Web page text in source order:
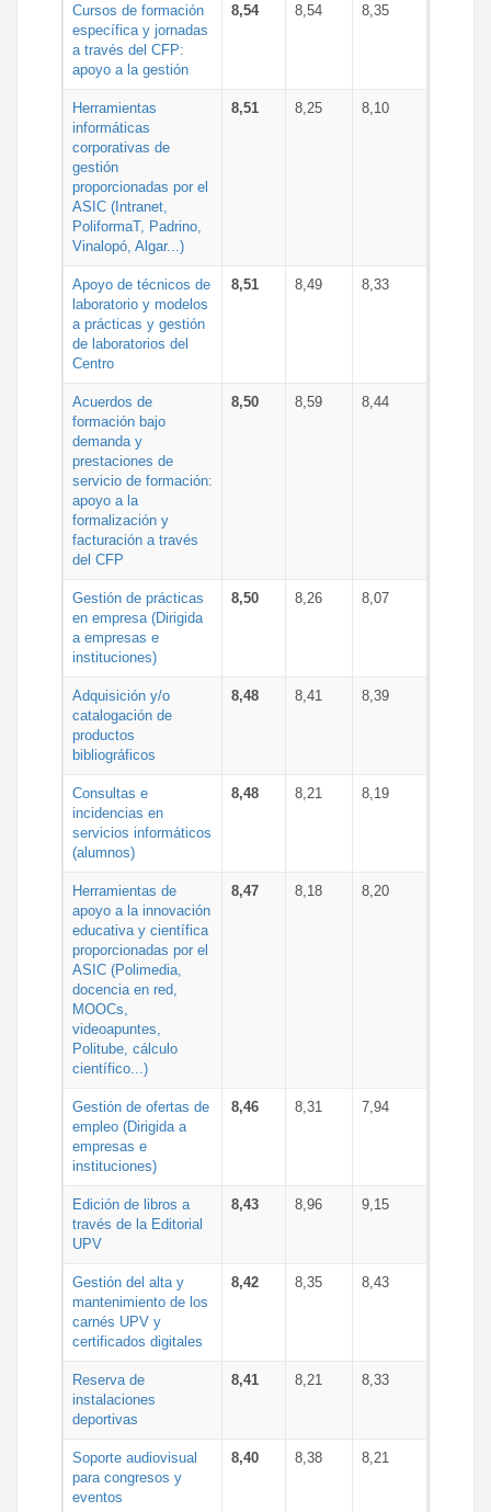
Cursos de formación
específica y jornadas
a través del CFP:
apoyo a la gestión
8,54 8,54 8,35
Herramientas
informáticas
corporativas de
gestión
proporcionadas por el
ASIC (Intranet,
PoliformaT, Padrino,
Vinalopó, Algar...)
8,51 8,25 8,10
Apoyo de técnicos de
laboratorio y modelos
a prácticas y gestión
de laboratorios del
Centro
8,51 8,49 8,33
Acuerdos de
formación bajo
demanda y
prestaciones de
servicio de formación:
apoyo a la
formalización y
facturación a través
del CFP
8,50 8,59 8,44
Gestión de prácticas
en empresa (Dirigida
a empresas e
instituciones)
8,50 8,26 8,07
Adquisición y/o
catalogación de
productos
bibliográficos
8,48 8,41 8,39
Consultas e
incidencias en
servicios informáticos
(alumnos)
8,48 8,21 8,19
Herramientas de
apoyo a la innovación
educativa y científica
proporcionadas por el
ASIC (Polimedia,
docencia en red,
MOOCs,
videoapuntes,
Politube, cálculo
científico...)
8,47 8,18 8,20
Gestión de ofertas de
empleo (Dirigida a
empresas e
instituciones)
8,46 8,31 7,94
Edición de libros a
través de la Editorial
UPV
8,43 8,96 9,15
Gestión del alta y
mantenimiento de los
carnés UPV y
certificados digitales
8,42 8,35 8,43
Reserva de
instalaciones
deportivas
8,41 8,21 8,33
Soporte audiovisual
para congresos y
eventos
8,40 8,38 8,21